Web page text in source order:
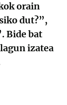
orain
dut?”,
Bide bat
izatea